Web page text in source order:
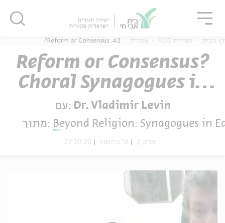
אנגלית
דף הבית ספריית VOD אנגלית #2: Reform or Consensus?
Reform or Consensus?
Choral Synagogues in
the Russian Empire
עם: Dr. Vladimir Levin
מתוך: Beyond Religion: Synagogues in
27.10.20 ט' בחשון פרק 2
סגור